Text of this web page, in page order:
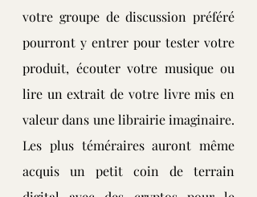
votre groupe de discussion préféré
pourront y entrer pour tester votre
produit, écouter votre musique ou
lire un extrait de votre livre mis en
valeur dans une librairie imaginaire.
Les plus téméraires auront même
acquis un petit coin de terrain